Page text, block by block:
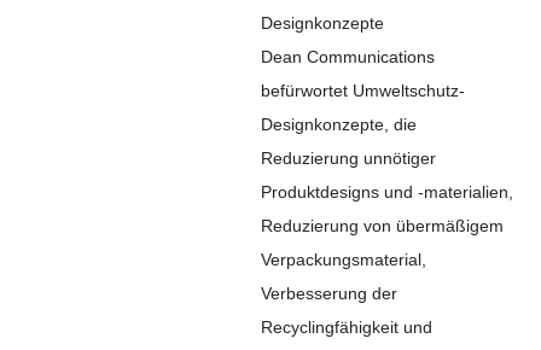
Designkonzepte
Dean Communications
befürwortet Umweltschutz-
Designkonzepte, die
Reduzierung unnötiger
Produktdesigns und -materialien,
Reduzierung von übermäßigem
Verpackungsmaterial,
Verbesserung der
Recyclingfähigkeit und